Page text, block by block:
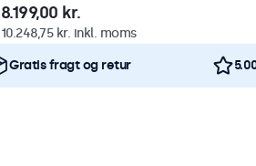
8.199,00 kr.
10.248,75 kr. inkl. moms
Gratis fragt og retur